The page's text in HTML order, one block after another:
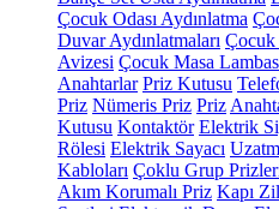
Çocuk Odası Aydınlatma
Duvar Aydınlatmaları Çocuk
Avizesi Çocuk Masa
Anahtarlar Priz Kutusu
Priz Nümeris Priz Priz
Kutusu Kontaktör Elektrik
Rölesi Elektrik Sayacı
Kabloları Çoklu Grup
Akım Korumalı Priz Kapı